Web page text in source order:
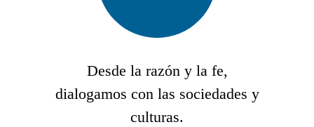
Desde la razón y la fe,
dialogamos con las sociedades y
culturas.